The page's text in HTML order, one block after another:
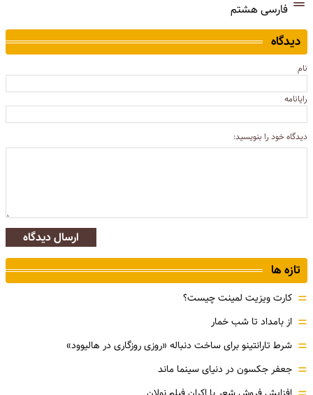
فارسی هشتم
دیدگاه
نام
رایانامه
دیدگاه خود را بنویسید:
ارسال دیدگاه
تازه ها
= کارت ویزیت لمینت چیست؟
= از بامداد تا شب خمار
= شرط تارانتینو برای ساخت دنباله «روزی روزگاری در هالیوود»
= جعفر جکسون در دنیای سینما ماند